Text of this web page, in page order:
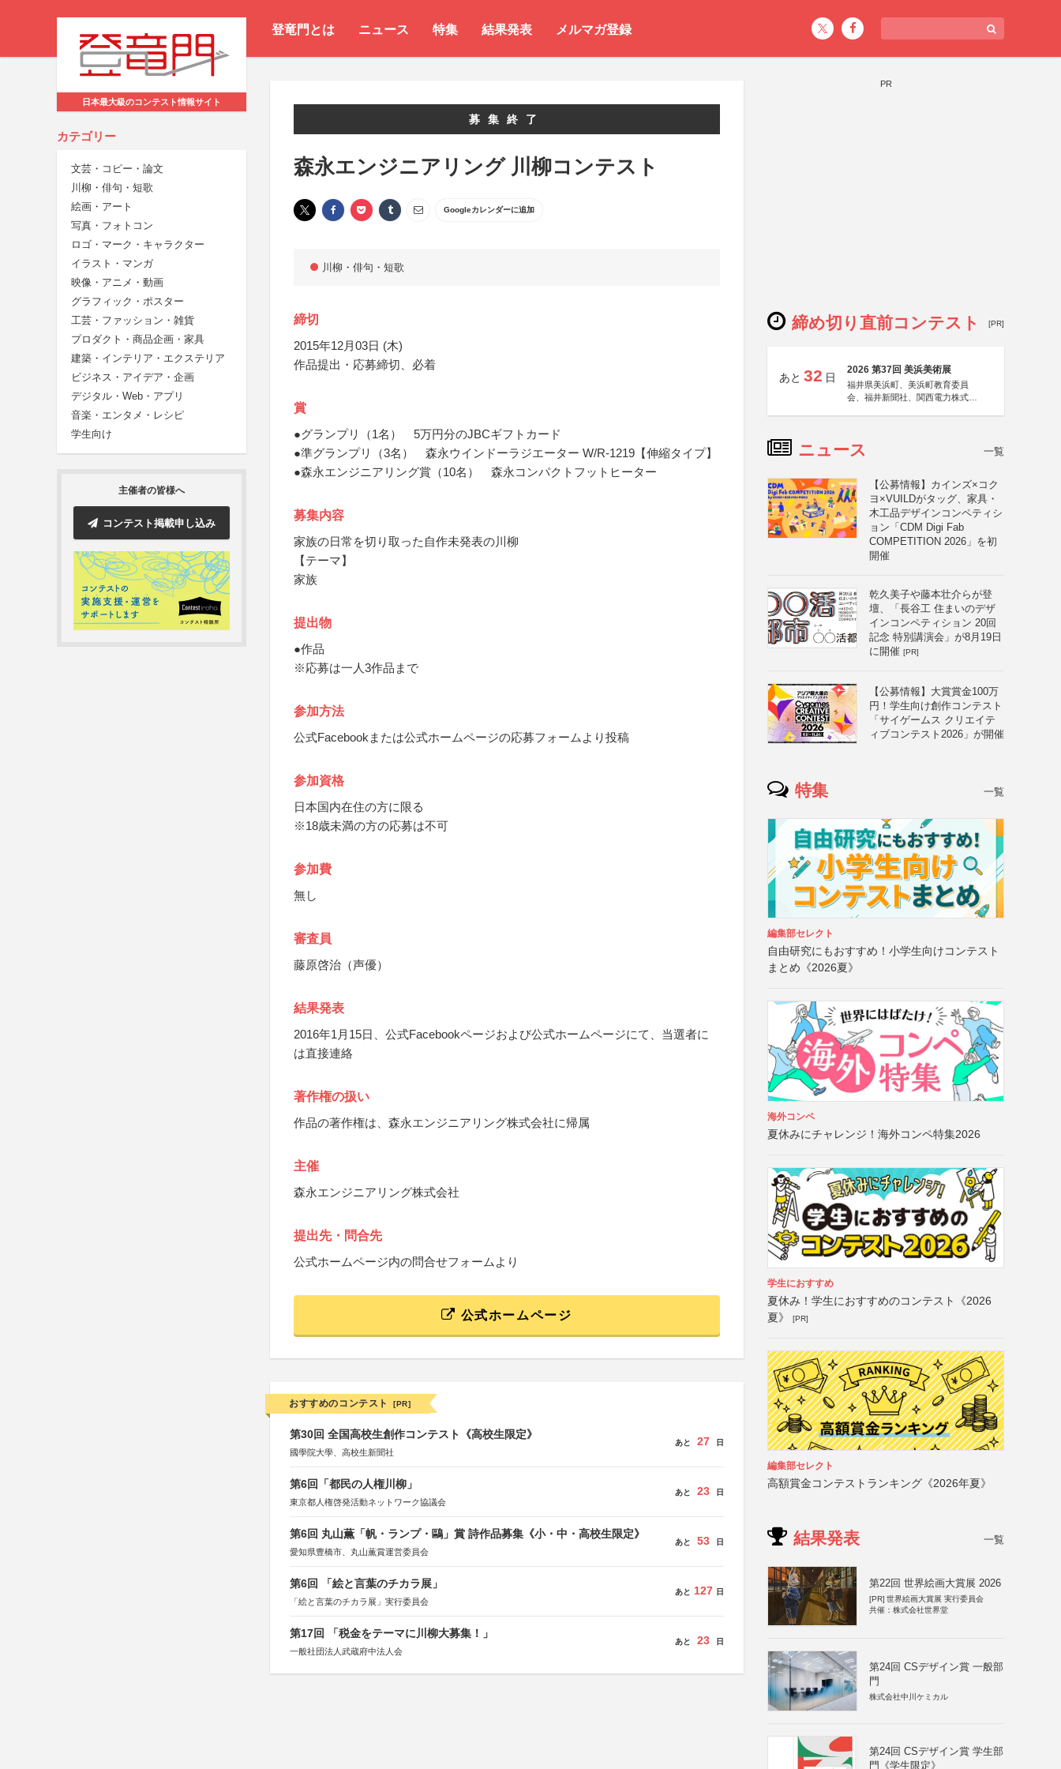
登竜門とは ニュース 特集 結果発表 メルマガ登録
日本最大級のコンテスト情報サイト
カテゴリー
文芸・コピー・論文
川柳・俳句・短歌
絵画・アート
写真・フォトコン
ロゴ・マーク・キャラクター
イラスト・マンガ
映像・アニメ・動画
グラフィック・ポスター
工芸・ファッション・雑貨
プロダクト・商品企画・家具
建築・インテリア・エクステリア
ビジネス・アイデア・企画
デジタル・Web・アプリ
音楽・エンタメ・レシピ
学生向け
主催者の皆様へ
コンテスト掲載申し込み
募集終了
森永エンジニアリング 川柳コンテスト
Googleカレンダーに追加
川柳・俳句・短歌
締切
2015年12月03日 (木)
作品提出・応募締切、必着
賞
●グランプリ（1名） 5万円分のJBCギフトカード
●準グランプリ（3名） 森永ウインドーラジエーター W/R-1219【伸縮タイプ】
●森永エンジニアリング賞（10名） 森永コンパクトフットヒーター
募集内容
家族の日常を切り取った自作未発表の川柳
【テーマ】
家族
提出物
●作品
※応募は一人3作品まで
参加方法
公式Facebookまたは公式ホームページの応募フォームより投稿
参加資格
日本国内在住の方に限る
※18歳未満の方の応募は不可
参加費
無し
審査員
藤原啓治（声優）
結果発表
2016年1月15日、公式Facebookページおよび公式ホームページにて、当選者に
は直接連絡
著作権の扱い
作品の著作権は、森永エンジニアリング株式会社に帰属
主催
森永エンジニアリング株式会社
提出先・問合先
公式ホームページ内の問合せフォームより
公式ホームページ
おすすめのコンテスト [PR]
第30回 全国高校生創作コンテスト《高校生限定》
國學院大學、高校生新聞社
あと 27 日
第6回「都民の人権川柳」
東京都人権啓発活動ネットワーク協議会
あと 23 日
第6回 丸山薫「帆・ランプ・鷗」賞 詩作品募集《小・中・高校生限定》
愛知県豊橋市、丸山薫賞運営委員会
あと 53 日
第6回 「絵と言葉のチカラ展」
「絵と言葉のチカラ展」実行委員会
あと 127 日
第17回 「税金をテーマに川柳大募集！」
一般社団法人武蔵府中法人会
あと 23 日
PR
締め切り直前コンテスト [PR]
あと 32 日
2026 第37回 美浜美術展
福井県美浜町、美浜町教育委員
会、福井新聞社、関西電力株式会
ニュース 一覧
【公募情報】カインズ×コク
ヨ×VUILDがタッグ、家具・
木工品デザインコンペティシ
ョン「CDM Digi Fab
COMPETITION 2026」を初
開催
乾久美子や藤本壮介らが登
壇、「長谷工 住まいのデザ
インコンペティション 20回
記念 特別講演会」が8月19日
に開催 [PR]
【公募情報】大賞賞金100万
円！学生向け創作コンテスト
「サイゲームス クリエイテ
ィブコンテスト2026」が開催
特集 一覧
編集部セレクト
自由研究にもおすすめ！小学生向けコンテスト
まとめ《2026夏》
海外コンペ
夏休みにチャレンジ！海外コンペ特集2026
学生におすすめ
夏休み！学生におすすめのコンテスト《2026
夏》
[PR]
編集部セレクト
高額賞金コンテストランキング《2026年夏》
結果発表 一覧
第22回 世界絵画大賞展 2026
[PR] 世界絵画大賞展 実行委員会
共催：株式会社世界堂
第24回 CSデザイン賞 一般部
門
株式会社中川ケミカル
第24回 CSデザイン賞 学生部
門《学生限定》